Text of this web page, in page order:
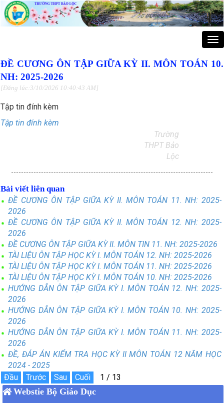
ĐỀ CƯƠNG ÔN TẬP GIỮA KỲ II. MÔN TOÁN 10.
NH: 2025-2026
[Đăng lúc:3/10/2026 10:40:43 AM]
Tập tin đính kèm
Tập tin đính kèm
Trường
THPT Bảo
Lộc
Bài viết liên quan
ĐỀ CƯƠNG ÔN TẬP GIỮA KỲ II. MÔN TOÁN 11. NH: 2025-
2026
ĐỀ CƯƠNG ÔN TẬP GIỮA KỲ II. MÔN TOÁN 12. NH: 2025-
2026
ĐỀ CƯƠNG ÔN TẬP GIỮA KỲ II. MÔN TIN 11. NH: 2025-2026
TÀI LIỆU ÔN TẬP HỌC KỲ I. MÔN TOÁN 12. NH: 2025-2026
TÀI LIỆU ÔN TẬP HỌC KỲ I. MÔN TOÁN 11. NH: 2025-2026
TÀI LIỆU ÔN TẬP HỌC KỲ I. MÔN TOÁN 10. NH: 2025-2026
HƯỚNG DẪN ÔN TẬP GIỮA KỲ I. MÔN TOÁN 12. NH: 2025-
2026
HƯỚNG DẪN ÔN TẬP GIỮA KỲ I. MÔN TOÁN 10. NH: 2025-
2026
HƯỚNG DẪN ÔN TẬP GIỮA KỲ I. MÔN TOÁN 11. NH: 2025-
2026
ĐỀ, ĐÁP ÁN KIỂM TRA HỌC KỲ II MÔN TOÁN 12 NĂM HỌC
2024 - 2025
Webstie Bộ Giáo Dục